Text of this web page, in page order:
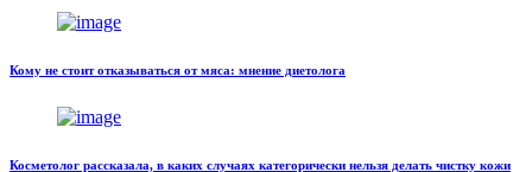
Кому не стоит отказываться от мяса: мнение диетолога
Косметолог рассказала, в каких случаях категорически нельзя делать чистку кожи